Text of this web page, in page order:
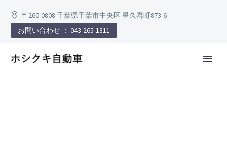
〒260-0808 千葉県千葉市中央区 星久喜町873-6
お問い合わせ ： 043-265-1311